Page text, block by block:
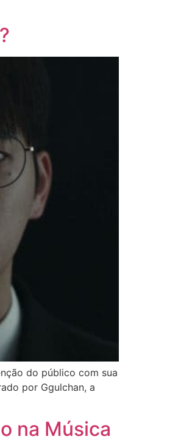
do público com sua
por Ggulchan, a
na Música